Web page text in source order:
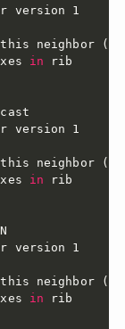
version 1
neighbor
(
in rib
version 1
neighbor
(
in rib
version 1
neighbor
(
in rib